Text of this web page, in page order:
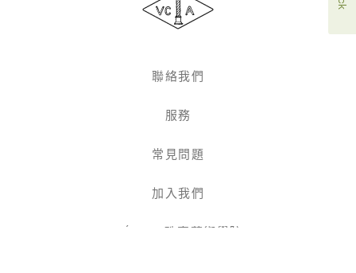
Arpels
聯絡我們
服務
常見問題
加入我們
L'ÉCOLE珠寶藝術學院